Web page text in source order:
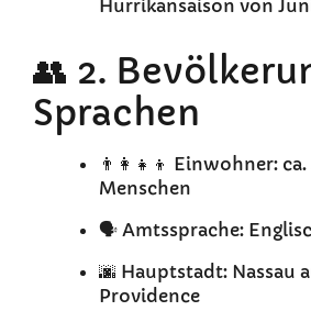
Hurrikansaison von
👥 2.
Sprachen
👨‍👩‍👧‍👦 Einwohner:
Menschen
🗣️ Amtssprache:
🌆 Hauptstadt: Nassau
Providence